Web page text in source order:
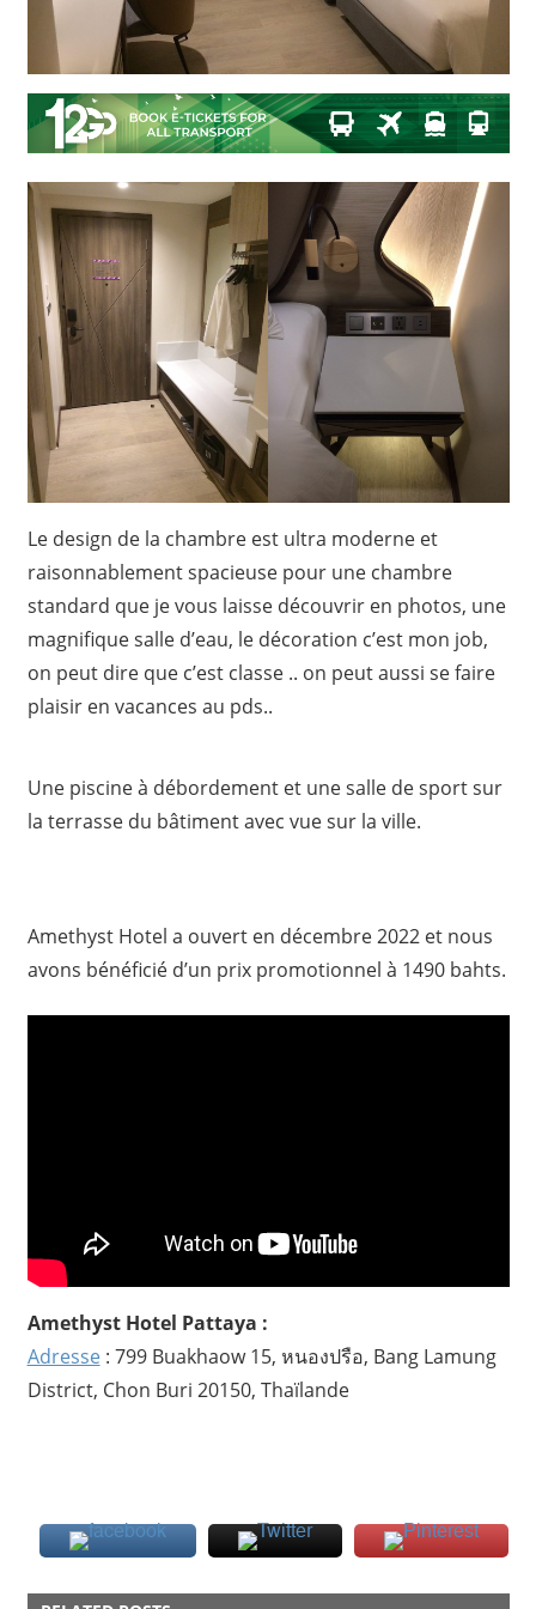
Le design de la chambre est ultra moderne et
raisonnablement spacieuse pour une chambre
standard que je vous laisse découvrir en photos, une
magnifique salle d’eau, le décoration c’est mon job,
on peut dire que c’est classe .. on peut aussi se faire
plaisir en vacances au pds..
Une piscine à débordement et une salle de sport sur
la terrasse du bâtiment avec vue sur la ville.
Amethyst Hotel a ouvert en décembre 2022 et nous
avons bénéficié d’un prix promotionnel à 1490 bahts.
Amethyst Hotel Pattaya :
Adresse: 799 Buakhaow 15, หนองปรือ, Bang Lamung
District, Chon Buri 20150, Thaïlande